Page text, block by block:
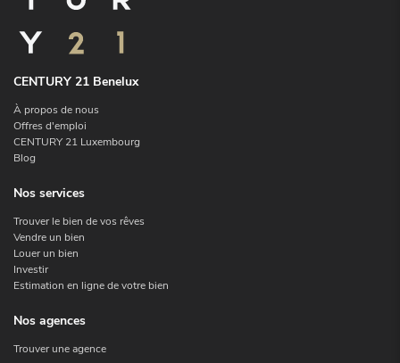
CENTURY 21 Benelux
À propos de nous
Offres d'emploi
CENTURY 21 Luxembourg
Blog
Nos services
Trouver le bien de vos rêves
Vendre un bien
Louer un bien
Investir
Estimation en ligne de votre bien
Nos agences
Trouver une agence